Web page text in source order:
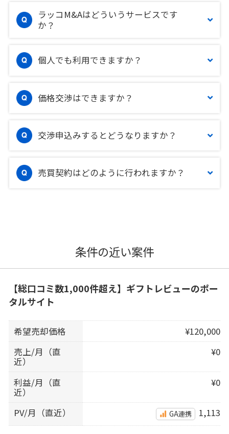
ラッコM&Aはどういうサービスです
か？
個人でも利用できますか？
価格交渉はできますか？
交渉申込みするとどうなりますか？
売買契約はどのように行われますか？
条件の近い案件
【総口コミ数1,000件超え】ギフトレビューのポー
タルサイト
希望売却価格
¥120,000
売上/月（直
近）
¥0
利益/月（直
近）
¥0
PV/月（直近） GA連携 1,113